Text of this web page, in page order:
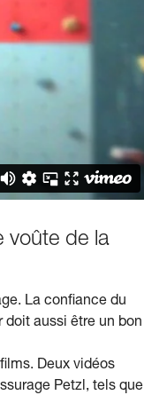
voûte de la
La confiance du
aussi être un bon
Deux vidéos
Petzl, tels que